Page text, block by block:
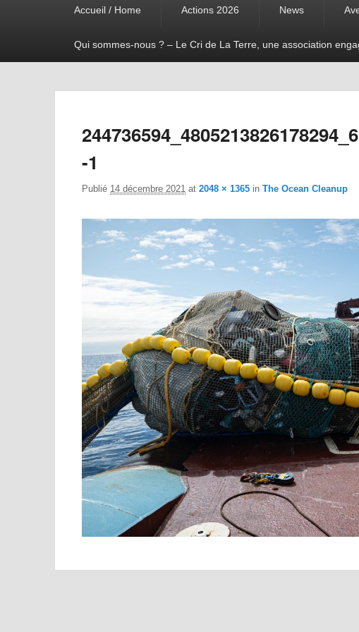
Accueil / Home Actions 2026 News
Qui sommes-nous ? – Le Cri de La Terre, une association
-1
Publié 14 décembre 2021 at 2048 × 1365 in The Ocean Cleanup